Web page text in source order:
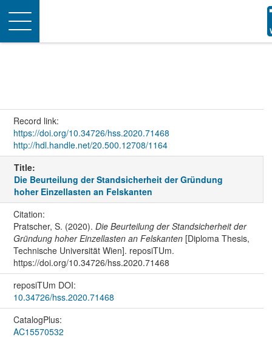
Toggle
navigation
Record link:
https://doi.org/10.34726/hss.2020.71468
http://hdl.handle.net/20.500.12708/1164
Title:
Die Beurteilung der Standsicherheit der Gründung
hoher Einzellasten an Felskanten
Citation:
Pratscher, S. (2020). Die Beurteilung der Standsicherheit der
Gründung hoher Einzellasten an Felskanten[Diploma Thesis,
Technische Universität Wien]. reposiTUm.
https://doi.org/10.34726/hss.2020.71468
reposiTUm DOI:
10.34726/hss.2020.71468
CatalogPlus:
AC15570532